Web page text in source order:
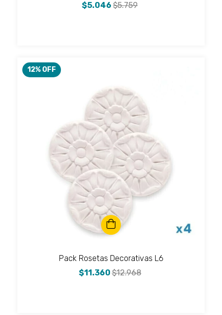
$5.046 $5.759
12% OFF
Pack Rosetas Decorativas L6
$11.360$12.968